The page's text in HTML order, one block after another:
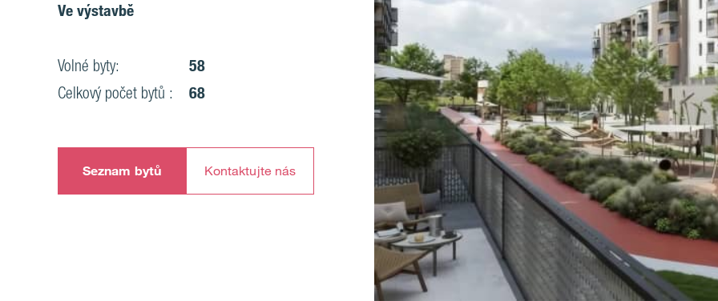
Ve výstavbě
Volné byty:
58
Celkový počet bytů :
68
Seznam bytů Kontaktujte nás